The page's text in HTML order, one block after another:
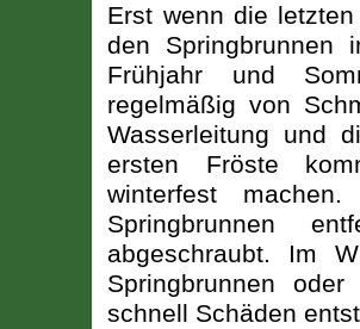
Erst wenn die
den Springbrunnen
Frühjahr und
regelmäßig von
Wasserleitung und
ersten Fröste
winterfest
Springbrunnen
abgeschraubt. Im
Springbrunnen
schnell Schäden